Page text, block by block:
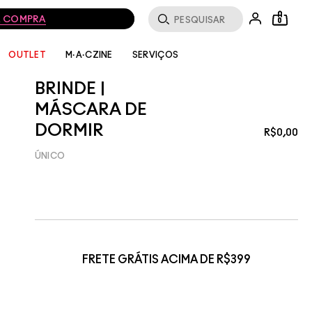
COMPRA 0
OUTLET M·A·CZINE SERVIÇOS
BRINDE |
MÁSCARA DE
DORMIR
R$0,00
ÚNICO
FRETE GRÁTIS ACIMA DE R$399